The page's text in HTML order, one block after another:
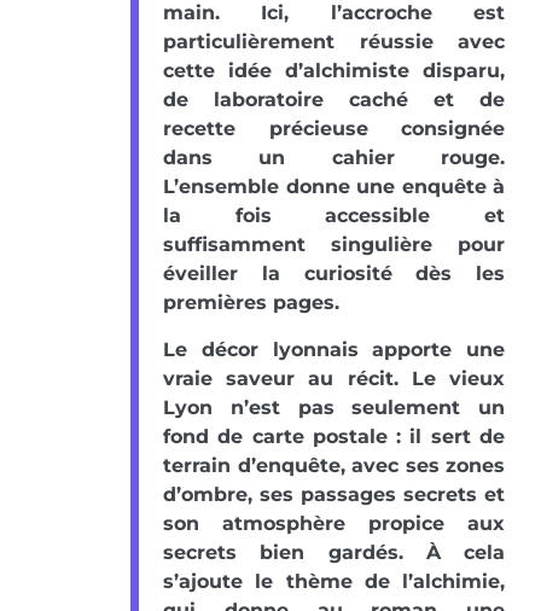
main. Ici, l’accroche est
particulièrement réussie avec
cette idée d’alchimiste disparu,
de laboratoire caché et de
recette précieuse consignée
dans un cahier rouge.
L’ensemble donne une enquête à
la fois accessible et
suffisamment singulière pour
éveiller la curiosité dès les
premières pages.
Le décor lyonnais apporte une
vraie saveur au récit. Le vieux
Lyon n’est pas seulement un
fond de carte postale : il sert de
terrain d’enquête, avec ses zones
d’ombre, ses passages secrets et
son atmosphère propice aux
secrets bien gardés. À cela
s’ajoute le thème de l’alchimie,